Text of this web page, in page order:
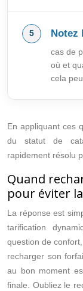
Notez
cas de
où et
cela
En appliquant ces
du statut de
rapidement résolu
Quand
pour éviter
La réponse est
tarification
question de
recharger son
au bon moment
finale. Oubliez le